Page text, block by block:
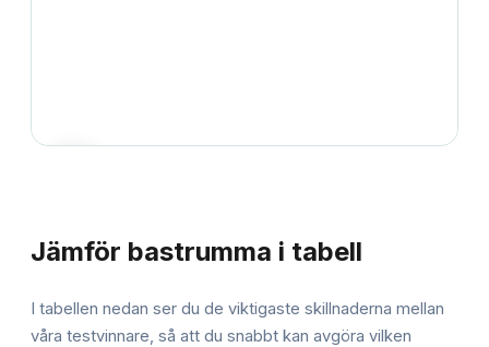
Jämför bastrumma i tabell
I tabellen nedan ser du de viktigaste skillnaderna mellan
våra testvinnare, så att du snabbt kan avgöra vilken